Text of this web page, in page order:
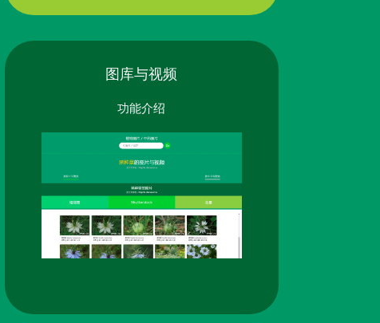
图库与视频
功能介绍